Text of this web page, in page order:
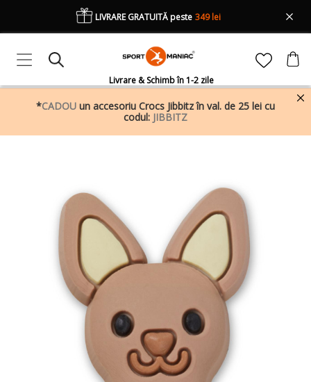
Livrare & Schimb în 1-2 zile
LIVRARE GRATUITĂ peste 349 lei
*CADOU un accesoriu Crocs Jibbitz în val. de 25 lei cu
codul: JIBBITZ